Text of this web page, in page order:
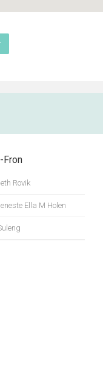
Fron
Rovik
Ella M Holen